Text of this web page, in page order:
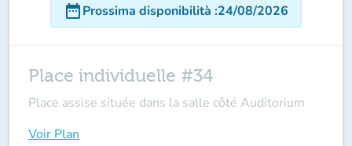
date_rangeProssima disponibilità :24/08/2026
Place individuelle #34
Place assise située dans la salle côté Auditorium
Voir Plan